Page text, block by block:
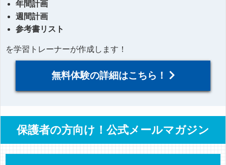
年間計画
週間計画
参考書リスト
を学習トレーナーが作成します！
無料体験の詳細はこちら！
保護者の方向け！公式メールマガジン